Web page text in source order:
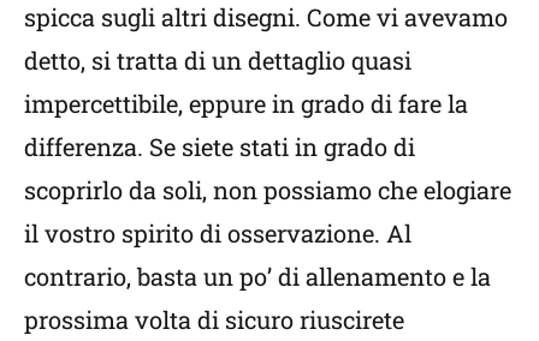
spicca sugli altri disegni. Come vi avevamo
detto, si tratta di un dettaglio quasi
impercettibile, eppure in grado di fare la
differenza. Se siete stati in grado di
scoprirlo da soli, non possiamo che elogiare
il vostro spirito di osservazione. Al
contrario, basta un po’ di allenamento e la
prossima volta di sicuro riuscirete